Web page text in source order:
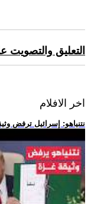
التعليق
اخر الافلام
.. نتنياهو: إسرائيل ترفض وثيقة النقاط